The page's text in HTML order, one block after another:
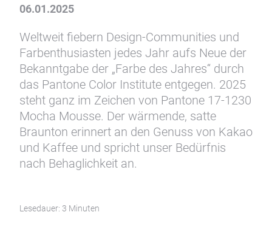
06.01.2025
Weltweit fiebern Design-Communities und
Farbenthusiasten jedes Jahr aufs Neue der
Bekanntgabe der „Farbe des Jahres“ durch
das Pantone Color Institute entgegen. 2025
steht ganz im Zeichen von Pantone 17-1230
Mocha Mousse. Der wärmende, satte
Braunton erinnert an den Genuss von Kakao
und Kaffee und spricht unser Bedürfnis
nach Behaglichkeit an.
Lesedauer: 3 Minuten